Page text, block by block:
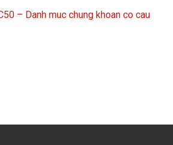
– Danh muc chung khoan co cau